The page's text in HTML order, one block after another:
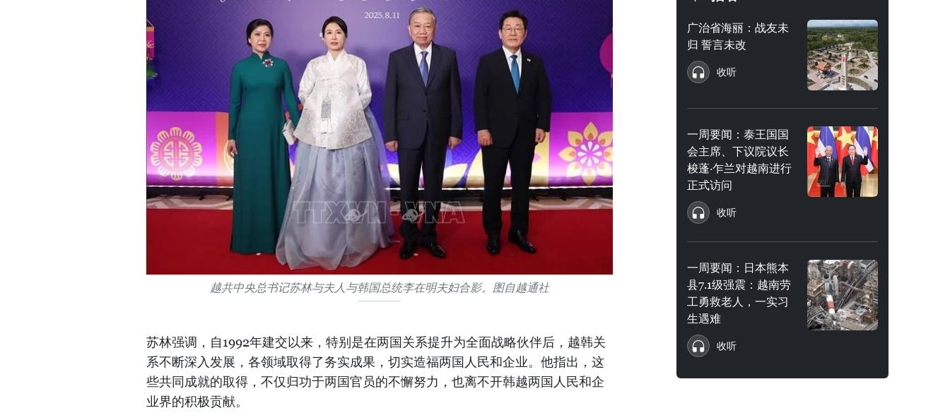
越共中央总书记苏林与夫人与韩国总统李在明夫妇合影。图自越通社
苏林强调，自1992年建交以来，特别是在两国关系提升为全面战略伙伴后，越韩关
系不断深入发展，各领域取得了务实成果，切实造福两国人民和企业。他指出，这
些共同成就的取得，不仅归功于两国官员的不懈努力，也离不开韩越两国人民和企
业界的积极贡献。
广治省海丽：战友未
归 誓言未改
收听
一周要闻：泰王国国
会主席、下议院议长
梭蓬·乍兰对越南进行
正式访问
收听
一周要闻：日本熊本
县7.1级强震：越南劳
工勇救老人，一实习
生遇难
收听